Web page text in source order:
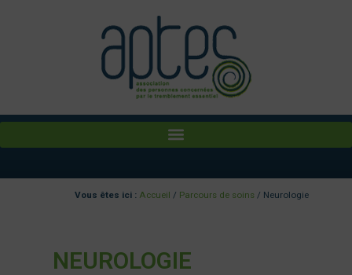
Vous êtes ici : Accueil / Parcours de soins / Neurologie
NEUROLOGIE